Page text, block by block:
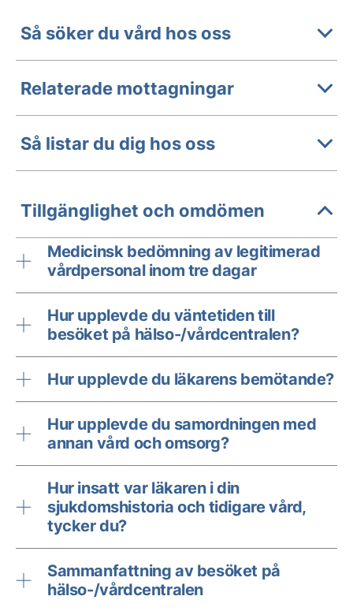
Så söker du vård hos oss
Relaterade mottagningar
Så listar du dig hos oss
Tillgänglighet och omdömen
Medicinsk bedömning av legitimerad
vårdpersonal inom tre dagar
Hur upplevde du väntetiden till
besöket på hälso-/vårdcentralen?
Hur upplevde du läkarens bemötande?
Hur upplevde du samordningen med
annan vård och omsorg?
Hur insatt var läkaren i din
sjukdomshistoria och tidigare vård,
tycker du?
Sammanfattning av besöket på
hälso-/vårdcentralen